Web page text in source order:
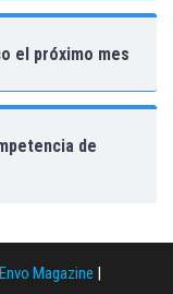
el próximo mes
de
Envo Magazine